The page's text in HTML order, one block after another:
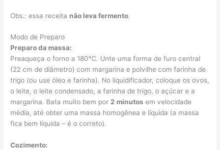
Obs.: essa receita não leva fermento.
Modo de Preparo
Preparo da massa:
Preaqueça o forno a 180°C. Unte uma forma de furo central
(22 cm de diâmetro) com margarina e polvilhe com farinha de
trigo (ou use óleo e farinha). No liquidificador, coloque os ovos,
o leite, o leite condensado, a farinha de trigo, o açúcar e a
margarina. Bata muito bem por2 minutos em velocidade
média, até obter uma massa homogênea e líquida (a massa
fica bem líquida – é o correto).
Cozimento: